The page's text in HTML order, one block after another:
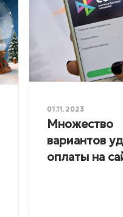
01.11.2023
Множество
вариантов
оплаты на